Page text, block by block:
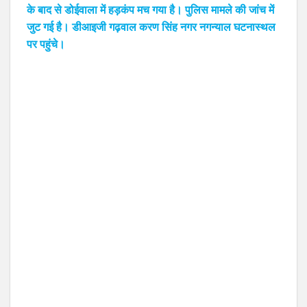
के बाद से डोईवाला में हड़कंप मच गया है। पुलिस मामले की जांच में
जुट गई है। डीआइजी गढ़वाल करण सिंह नगर नगन्याल घटनास्थल
पर पहुंचे।